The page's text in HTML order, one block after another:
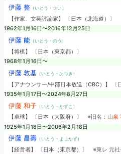
伊藤 整（いとう・せい）
【作家、文芸評論家】 〔日本（北海道）〕
1962年1月16日〜2016年12月25日
伊藤 能（いとう・のう）
【将棋】 〔日本（東京都）〕
1968年1月16日〜
伊藤 敦基（いとう・あつき）
【アナウンサー/中部日本放送（CBC）】 〔
1935年1月17日〜2024年8月27日
伊藤 和子（いとう・かずこ）
【卓球】 〔日本（大阪府）〕 ※旧名： 山泉
1925年1月18日〜2006年2月18日
伊藤 昌壽（いとう・よしかず）
【経営者】 〔日本（東京都）〕 ※東レ 元社